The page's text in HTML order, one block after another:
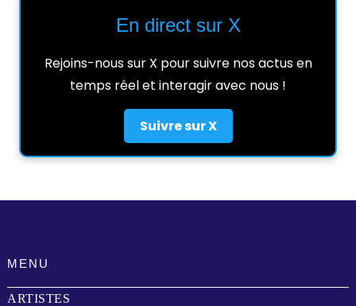
En direct sur X
Rejoins-nous sur X pour suivre nos actus en
temps réel et interagir avec nous !
Suivre sur X
MENU
ARTISTES